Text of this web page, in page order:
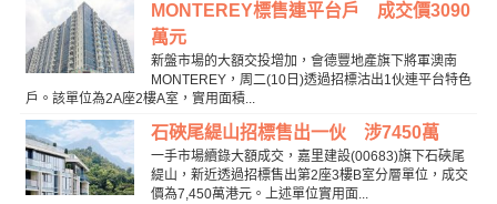
MONTEREY標售連平台戶 成交價3090
萬元
新盤市場的大額交投增加，會德豐地產旗下將軍澳南
MONTEREY，周二(10日)透過招標沽出1伙連平台特色
戶。該單位為2A座2樓A室，實用面積...
石硤尾緹山招標售出一伙 涉7450萬
一手市場續錄大額成交，嘉里建設(00683)旗下石硤尾
緹山，新近透過招標售出第2座3樓B室分層單位，成交
價為7,450萬港元。上述單位實用面...